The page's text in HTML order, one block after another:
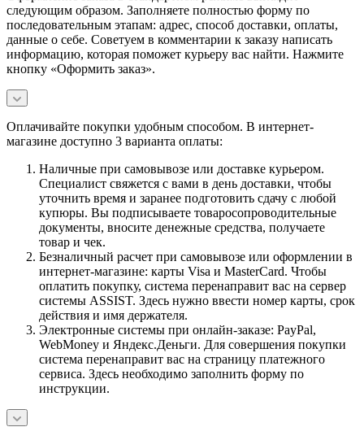
следующим образом. Заполняете полностью форму по
последовательным этапам: адрес, способ доставки, оплаты,
данные о себе. Советуем в комментарии к заказу написать
информацию, которая поможет курьеру вас найти. Нажмите
кнопку «Оформить заказ».
Оплачивайте покупки удобным способом. В интернет-
магазине доступно 3 варианта оплаты:
Наличные при самовывозе или доставке курьером.
Специалист свяжется с вами в день доставки, чтобы
уточнить время и заранее подготовить сдачу с любой
купюры. Вы подписываете товаросопроводительные
документы, вносите денежные средства, получаете
товар и чек.
Безналичный расчет при самовывозе или оформлении в
интернет-магазине: карты Visa и MasterCard. Чтобы
оплатить покупку, система перенаправит вас на сервер
системы ASSIST. Здесь нужно ввести номер карты, срок
действия и имя держателя.
Электронные системы при онлайн-заказе: PayPal,
WebMoney и Яндекс.Деньги. Для совершения покупки
система перенаправит вас на страницу платежного
сервиса. Здесь необходимо заполнить форму по
инструкции.